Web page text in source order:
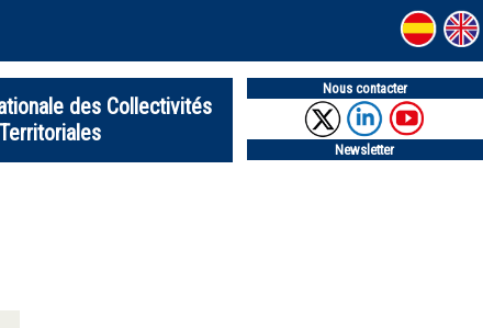
des Collectivités
Territoriales
Nous contacter
Newsletter